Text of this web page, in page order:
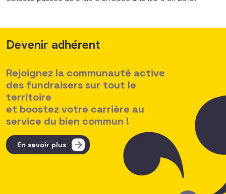
Devenir adhérent
Rejoignez la communauté active
des fundraisers sur tout le
territoire
et boostez votre carrière au
service du bien commun !
En savoir plus